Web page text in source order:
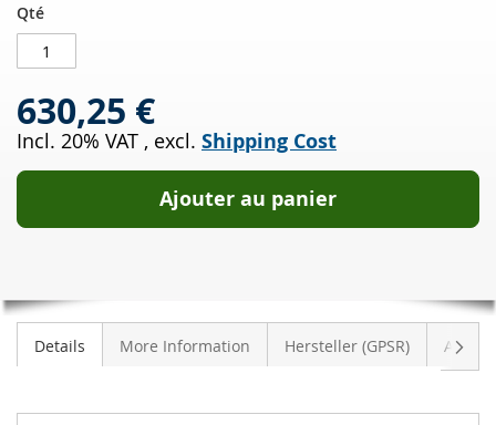
Catalyseur
VW
Caddy
1.0
TSI
(SAB
SAJ)
EN
STOCK
Qté
630,25 €
Incl. 20% VAT , excl. Shipping Cost
Ajouter au panier
Details More Information Hersteller (GPSR) Avis